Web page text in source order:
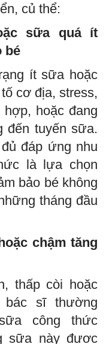
củ thể:
sữa quá ít
bé
ít sữa hoặc
cơ địa, stress,
hoặc đang
đến tuyến sữa.
đáp ứng nhu
là lựa chọn
bảo bé không
tháng đầu
chậm tăng
thấp còi hoặc
bác sĩ thường
công thức
sữa này được